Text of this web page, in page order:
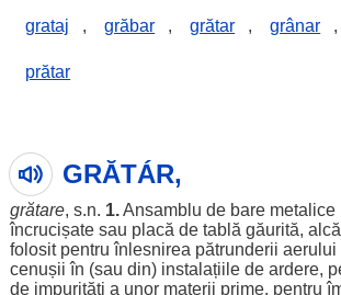
grataj , grăbar , grătar , grânar ,
prătar
GRĂTÁR,
grătare, s.n. 1.Ansamblu de bare metalice
încrucișatesau placă de tablă găurită,
folosit pentru înlesnirea pătrunderii aerului
cenușii în (sau din) instalațiilede ardere,
de impurități a unor materii prime, pentru